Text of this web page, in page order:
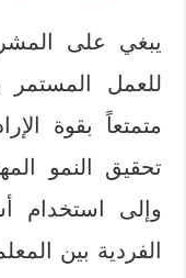
يبغي على
للعمل المستمر
متمتعاً بقوة
تحقيق النمو
وإلى استخدام
الفردية بين